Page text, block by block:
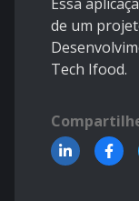
de um
Tech Ifood.